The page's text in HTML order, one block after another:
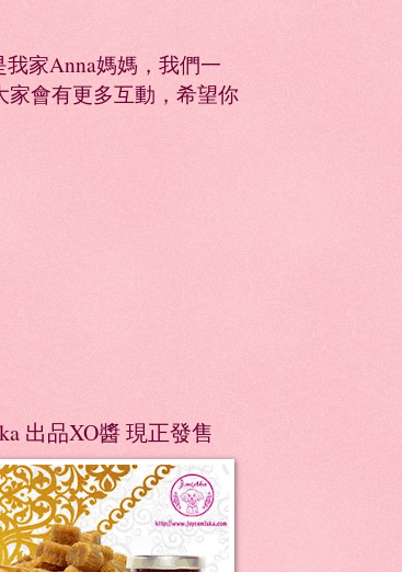
家Anna媽媽，我們一
家會有更多互動，希望你
出品XO醬 現正發售